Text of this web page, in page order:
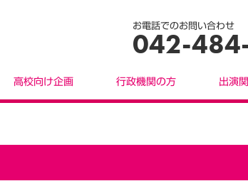
お電話でのお問い合わせ
042-
高校向け企画 行政機関の方 出演